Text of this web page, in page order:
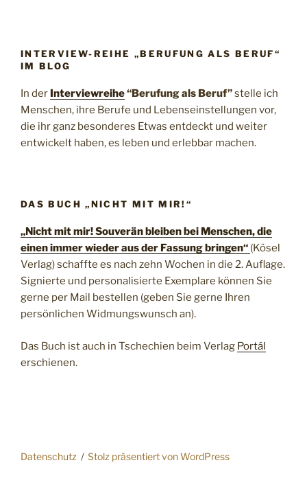
INTERVIEW-REIHE „BERUFUNG ALS BERUF“
IM BLOG
In der Interviewreihe“Berufung als Beruf”stelle ich
Menschen, ihre Berufe und Lebenseinstellungen vor,
die ihr ganz besonderes Etwas entdeckt und weiter
entwickelt haben, es leben und erlebbar machen.
DAS BUCH „NICHT MIT MIR!“
„Nicht mit mir! Souverän bleiben bei Menschen, die
einen immer wieder aus der Fassung bringen“ (Kösel
Verlag) schaffte es nach zehn Wochen in die 2. Auflage.
Signierte und personalisierte Exemplare können Sie
gerne per Mail bestellen (geben Sie gerne Ihren
persönlichen Widmungswunsch an).
Das Buch ist auch in Tschechien beim Verlag Portál
erschienen.
Datenschutz Stolz präsentiert von WordPress